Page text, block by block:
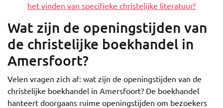
het vinden van specifieke christelijke literatuur?
Wat zijn de openingstijden van
de christelijke boekhandel in
Amersfoort?
Velen vragen zich af: wat zijn de openingstijden van de
christelijke boekhandel in Amersfoort? De boekhandel
hanteert doorgaans ruime openingstijden om bezoekers